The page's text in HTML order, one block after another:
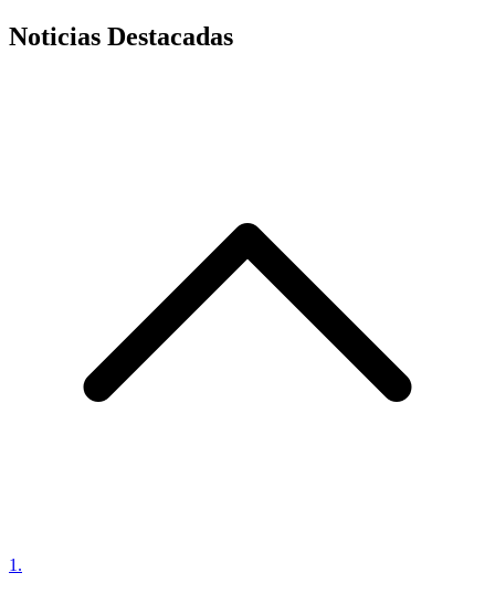
Noticias Destacadas
1 .